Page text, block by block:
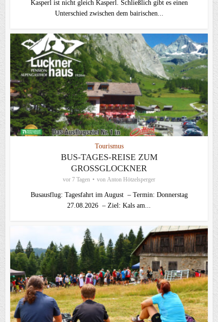
Kasperl ist nicht gleich Kasperl. Schließlich gibt es einen
Unterschied zwischen dem bairischen...
Tourismus
BUS-TAGES-REISE ZUM
GROSSGLOCKNER
vor 7 Tagen von Anton Hötzelsperger
Busausflug: Tagesfahrt im August – Termin: Donnerstag
27.08.2026 – Ziel: Kals am...